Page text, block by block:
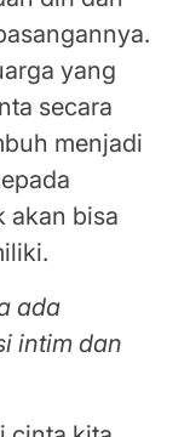
yang
secara
menjadi
akan bisa
ada
intim dan